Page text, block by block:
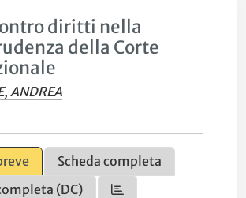
diritti nella
della Corte
ANDREA
Scheda completa
(DC)